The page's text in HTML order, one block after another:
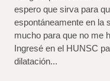
espero que sirva para
espontáneamente en la
mucho para que no me
Ingresé en el HUNSC
dilatación...